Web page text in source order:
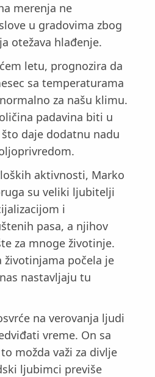
merenja ne
u gradovima zbog
otežava hlađenje.
letu, prognozira da
sa temperaturama
za našu klimu.
padavina biti u
daje dodatnu nadu
aktivnosti, Marko
su veliki ljubitelji
i
pasa, a njihov
za mnoge životinje.
počela je
nastavljaju tu
na verovanja ljudi
vreme. On sa
možda važi za divlje
ljubimci previše